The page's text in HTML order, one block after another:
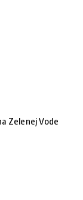
Zelenej Vode